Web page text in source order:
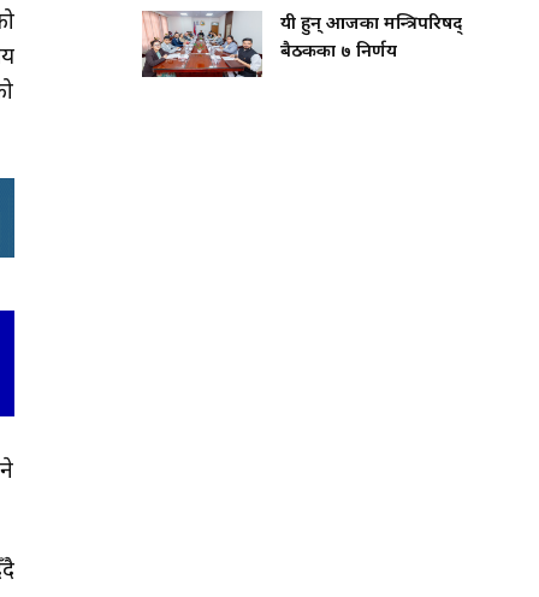
यी हुन् आजका मन्त्रिपरिषद्
बैठकका ७ निर्णय